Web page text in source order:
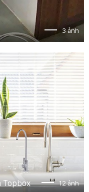
3 ảnh
Topbox 12 ảnh